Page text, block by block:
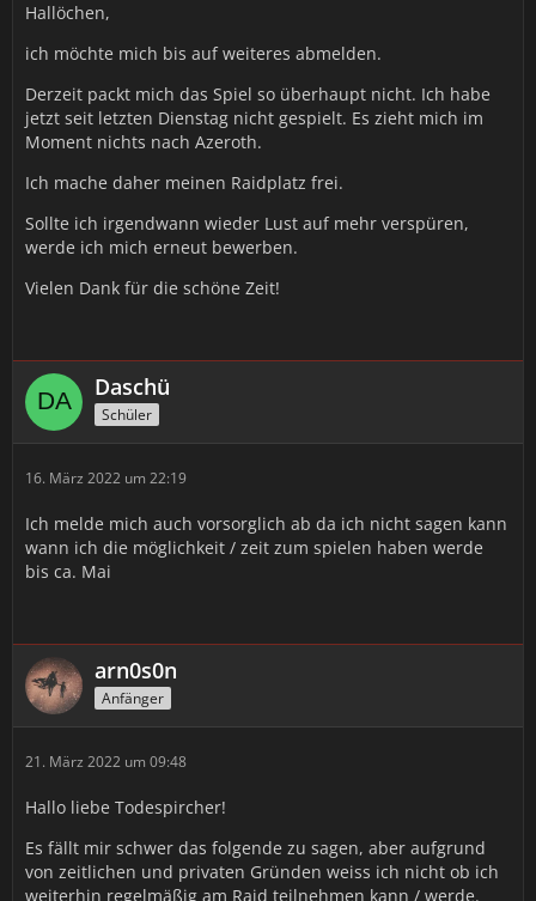
Hallöchen,
ich möchte mich bis auf weiteres abmelden.
Derzeit packt mich das Spiel so überhaupt nicht. Ich habe
jetzt seit letzten Dienstag nicht gespielt. Es zieht mich im
Moment nichts nach Azeroth.
Ich mache daher meinen Raidplatz frei.
Sollte ich irgendwann wieder Lust auf mehr verspüren,
werde ich mich erneut bewerben.
Vielen Dank für die schöne Zeit!
Daschü
Schüler
16. März 2022 um 22:19
Ich melde mich auch vorsorglich ab da ich nicht sagen kann
wann ich die möglichkeit / zeit zum spielen haben werde
bis ca. Mai
arn0s0n
Anfänger
21. März 2022 um 09:48
Hallo liebe Todespircher!
Es fällt mir schwer das folgende zu sagen, aber aufgrund
von zeitlichen und privaten Gründen weiss ich nicht ob ich
weiterhin regelmäßig am Raid teilnehmen kann / werde.